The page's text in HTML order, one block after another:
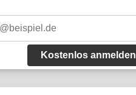
Kostenlos anmelden